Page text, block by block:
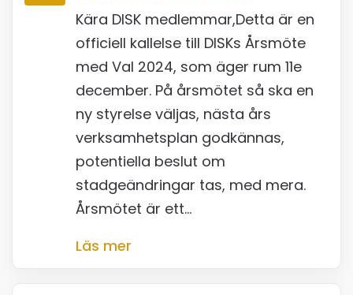
Kära DISK medlemmar,Detta är en
officiell kallelse till DISKs Årsmöte
med Val 2024, som äger rum 11e
december. På årsmötet så ska en
ny styrelse väljas, nästa års
verksamhetsplan godkännas,
potentiella beslut om
stadgeändringar tas, med mera.
Årsmötet är ett…
Läs mer